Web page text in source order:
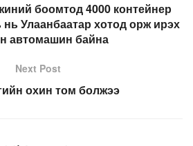
боомтод 4000 контейнер
нь Улаанбаатар хотод орж ирэх
автомашин байна
Next Post
охин том болжээ